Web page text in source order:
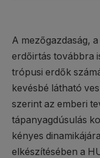
A mezőgazdaság,
erdőirtás továbbra
trópusi erdők
kevésbé látható
szerint az emberi
tápanyagdúsulás
kényes
elkészítésében a